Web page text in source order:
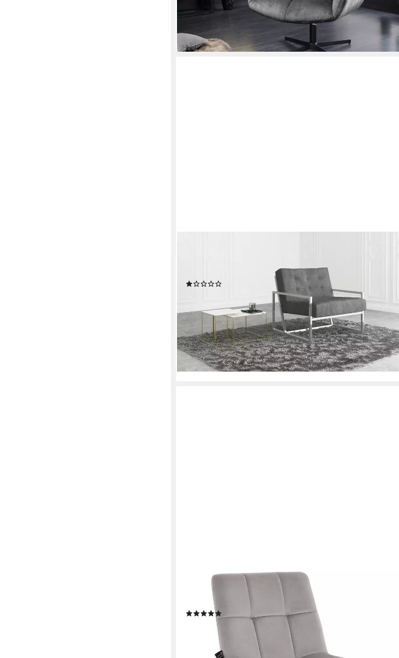
199,95 €
lieferbar - in 6-7 Werktagen bei dir
Hochelastischer Polyurethanschaum
-21%
lieferbar in 3 Wochen
+7
Loungesessel LYNN (1-St., Clubsessel), Cocktailsessel,
ohne Armlehnen, Goldene Beine, Samt, Grau
79,99 €
lieferbar - in 4-5 Werktagen bei dir